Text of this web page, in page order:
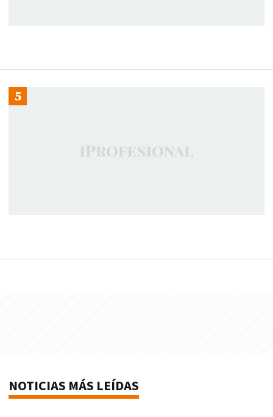
NOTICIAS MÁS LEÍDAS